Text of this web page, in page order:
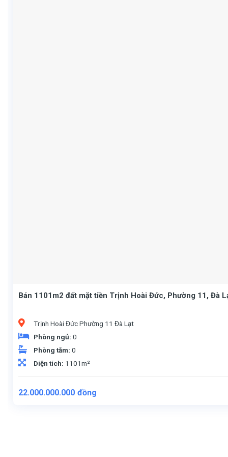
Bán 1101m2 đất mặt tiền Trịnh Hoài Đức, Phường 11, Đà
Trịnh Hoài Đức Phường 11 Đà Lạt
Phòng ngủ: 0
Phòng tắm: 0
Diện tích: 1101m²
22.000.000.000 đồng